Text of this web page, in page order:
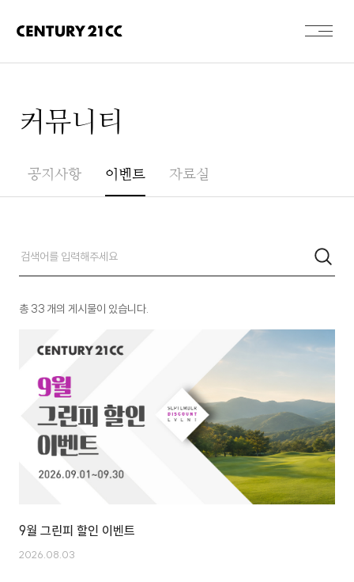
커뮤니티
공지사항 이벤트 자료실
총 33 개의 게시물이 있습니다.
9월 그린피 할인 이벤트
2026.08.03